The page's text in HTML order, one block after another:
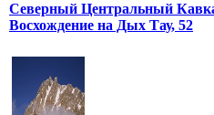
Северный Центральный
Восхождение на Дых Тау, 52